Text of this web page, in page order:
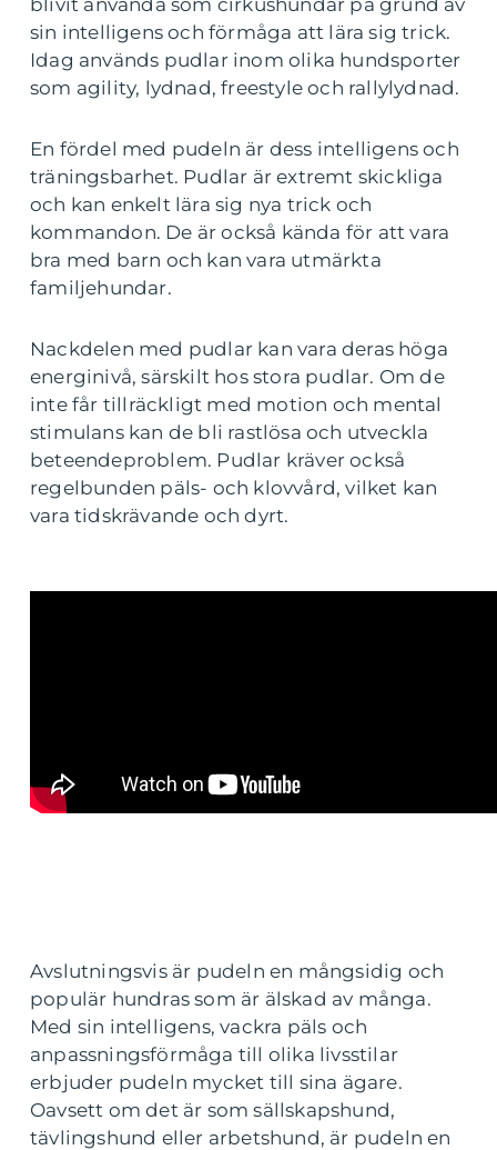
sin intelligens och förmåga att lära sig trick.
Idag används pudlar inom olika hundsporter
som agility, lydnad, freestyle och rallylydnad.
En fördel med pudeln är dess intelligens och
träningsbarhet. Pudlar är extremt skickliga
och kan enkelt lära sig nya trick och
kommandon. De är också kända för att vara
bra med barn och kan vara utmärkta
familjehundar.
Nackdelen med pudlar kan vara deras höga
energinivå, särskilt hos stora pudlar. Om de
inte får tillräckligt med motion och mental
stimulans kan de bli rastlösa och utveckla
beteendeproblem. Pudlar kräver också
regelbunden päls- och klovvård, vilket kan
vara tidskrävande och dyrt.
Avslutningsvis är pudeln en mångsidig och
populär hundras som är älskad av många.
Med sin intelligens, vackra päls och
anpassningsförmåga till olika livsstilar
erbjuder pudeln mycket till sina ägare.
Oavsett om det är som sällskapshund,
tävlingshund eller arbetshund, är pudeln en